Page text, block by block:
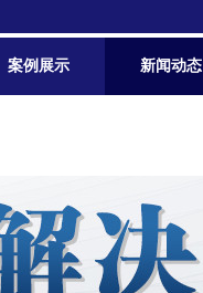
案例展示 新闻动态